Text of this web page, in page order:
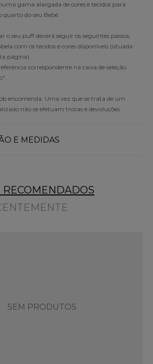
gama alargada de cores e tecidos para
do seu Bebé.
o seu puff deverá seguir os seguintes passos:
com os tecidos e cores disponíveis (situada
página).
correspondente na caixa de seleção
encomenda. Uma vez que se trata de um
não se efetuam trocas e devoluções.
E MEDIDAS
RECOMENDADOS
SEM PRODUTOS